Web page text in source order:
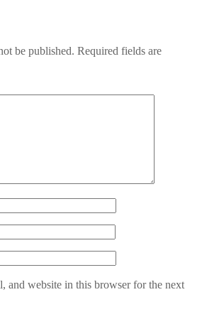
be published. Required fields are
and website in this browser for the next